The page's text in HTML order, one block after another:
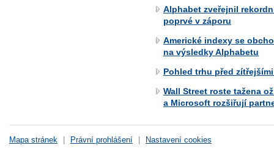
Alphabet zveřejnil
poprvé v záporu
Americké indexy se
na výsledky Alphabetu
Pohled trhu před
Wall Street roste tažena
a Microsoft rozšiřují
Mapa stránek Právní prohlášení Nastavení cookies